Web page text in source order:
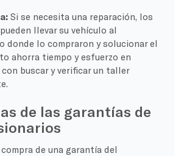
Si se necesita una reparación, los
llevar su vehículo al
donde lo compraron y solucionar el
ahorra tiempo y esfuerzo en
buscar y verificar un taller
de las garantías de
de una garantía del